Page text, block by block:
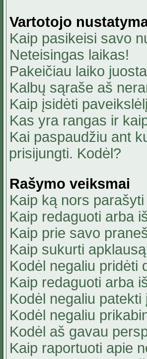
Vartotojo
Kaip pasikeisi savo
Neteisingas laikas!
Pakeičiau laiko
Kalbų sąraše aš
Kaip įsidėti
Kas yra rangas ir
Kai paspaudžiu ant
prisijungti. Kodėl?
Rašymo veiksmai
Kaip ką nors
Kaip redaguoti arba
Kaip prie savo
Kaip sukurti
Kodėl negaliu pridėti
Kaip redaguoti arba
Kodėl negaliu
Kodėl negaliu
Kodėl aš gavau
Kaip raportuoti apie